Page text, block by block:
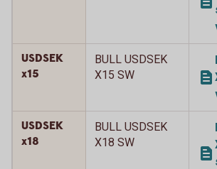
USDSEK
x15
BULL USDSEK
X15 SW
USDSEK
x18
BULL USDSEK
X18 SW